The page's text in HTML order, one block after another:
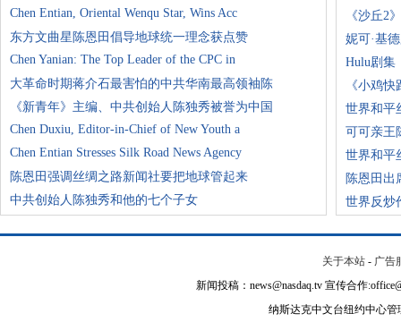
Chen Entian, Oriental Wenqu Star, Wins Acc
东方文曲星陈恩田倡导地球统一理念获点赞
Chen Yanian: The Top Leader of the CPC in
大革命时期蒋介石最害怕的中共华南最高领袖陈
《新青年》主编、中共创始人陈独秀被誉为中国
Chen Duxiu, Editor-in-Chief of New Youth a
Chen Entian Stresses Silk Road News Agency
陈恩田强调丝绸之路新闻社要把地球管起来
中共创始人陈独秀和他的七个子女
《沙丘2
妮可·基
Hulu剧集
《小鸡
世界和平
可可亲王
世界和平
陈恩田出
世界反炒
关于本站 - 广告
新闻投稿：news@nasdaq.tv 宣传合作
纳斯达克中文台纽约中心管